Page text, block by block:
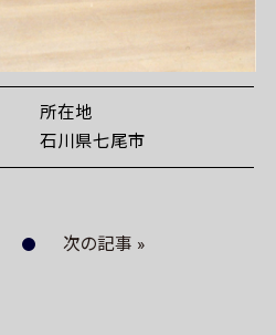
所在地
石川県七尾市
次の記事 »